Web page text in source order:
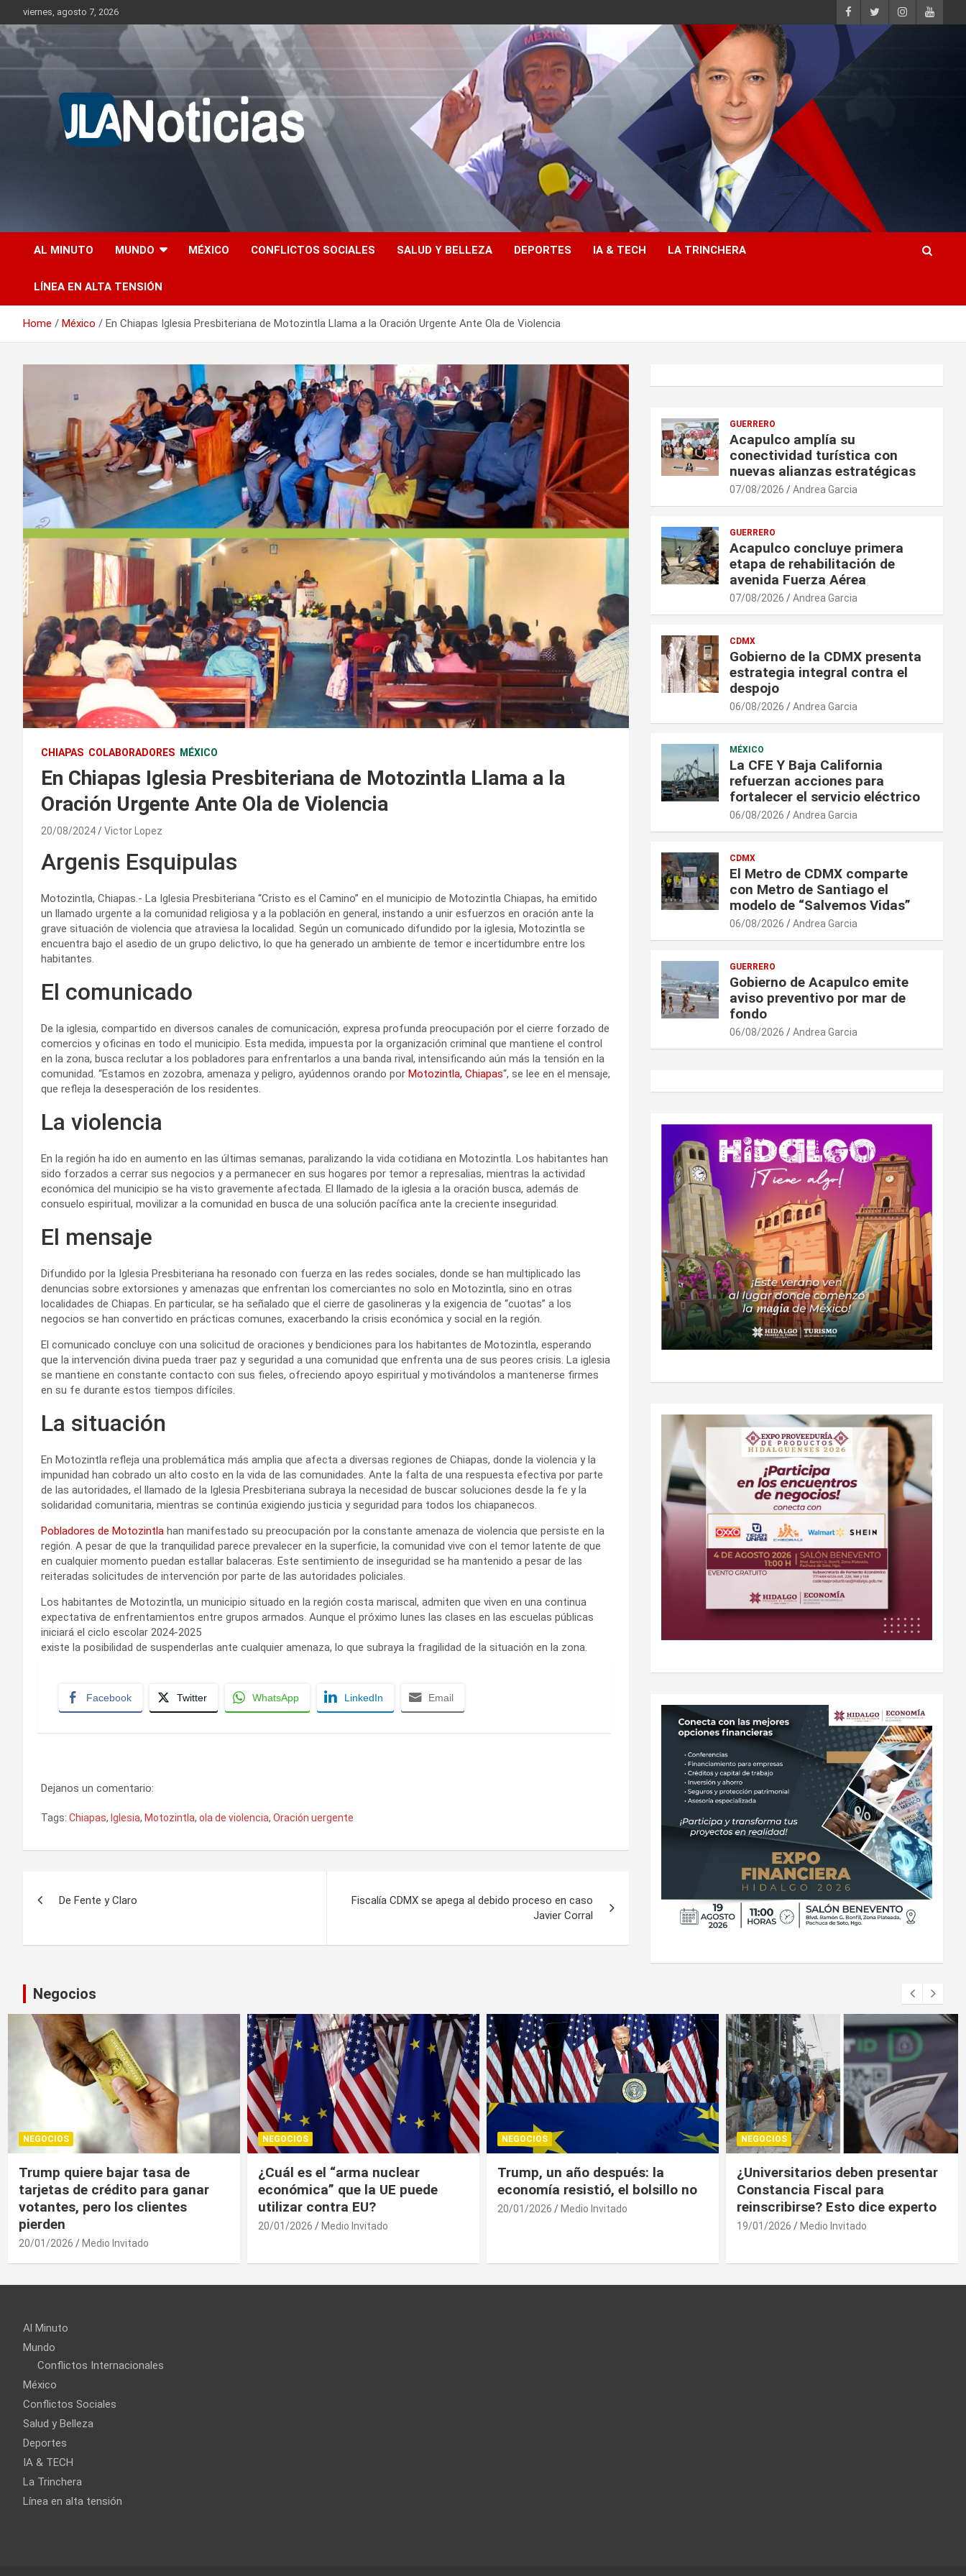
to
content
viernes, agosto 7, 2026
Jlanoticias
AL MINUTO MUNDO MÉXICO CONFLICTOS SOCIALES SALUD Y BELLEZA DEPORTES IA & TECH LA TRINCHERA
LÍNEA EN ALTA TENSIÓN
Home México En Chiapas Iglesia Presbiteriana de Motozintla Llama a la Oración Urgente Ante Ola de Violencia
CHIAPAS COLABORADORES MÉXICO
En Chiapas Iglesia Presbiteriana de Motozintla Llama a la
Oración Urgente Ante Ola de Violencia
20/08/2024 Victor Lopez
Argenis Esquipulas
Motozintla, Chiapas.- La Iglesia Presbiteriana “Cristo es el Camino” en el municipio de Motozintla Chiapas, ha emitido
un llamado urgente a la comunidad religiosa y a la población en general, instando a unir esfuerzos en oración ante la
grave situación de violencia que atraviesa la localidad. Según un comunicado difundido por la iglesia, Motozintla se
encuentra bajo el asedio de un grupo delictivo, lo que ha generado un ambiente de temor e incertidumbre entre los
habitantes.
El comunicado
De la iglesia, compartido en diversos canales de comunicación, expresa profunda preocupación por el cierre forzado de
comercios y oficinas en todo el municipio. Esta medida, impuesta por la organización criminal que mantiene el control
en la zona, busca reclutar a los pobladores para enfrentarlos a una banda rival, intensificando aún más la tensión en la
comunidad. “Estamos en zozobra, amenaza y peligro, ayúdennos orando por Motozintla, Chiapas“, se lee en el mensaje,
que refleja la desesperación de los residentes.
La violencia
En la región ha ido en aumento en las últimas semanas, paralizando la vida cotidiana en Motozintla. Los habitantes han
sido forzados a cerrar sus negocios y a permanecer en sus hogares por temor a represalias, mientras la actividad
económica del municipio se ha visto gravemente afectada. El llamado de la iglesia a la oración busca, además de
consuelo espiritual, movilizar a la comunidad en busca de una solución pacífica ante la creciente inseguridad.
El mensaje
Difundido por la Iglesia Presbiteriana ha resonado con fuerza en las redes sociales, donde se han multiplicado las
denuncias sobre extorsiones y amenazas que enfrentan los comerciantes no solo en Motozintla, sino en otras
localidades de Chiapas. En particular, se ha señalado que el cierre de gasolineras y la exigencia de “cuotas” a los
negocios se han convertido en prácticas comunes, exacerbando la crisis económica y social en la región.
El comunicado concluye con una solicitud de oraciones y bendiciones para los habitantes de Motozintla, esperando
que la intervención divina pueda traer paz y seguridad a una comunidad que enfrenta una de sus peores crisis. La iglesia
se mantiene en constante contacto con sus fieles, ofreciendo apoyo espiritual y motivándolos a mantenerse firmes
en su fe durante estos tiempos difíciles.
La situación
En Motozintla refleja una problemática más amplia que afecta a diversas regiones de Chiapas, donde la violencia y la
impunidad han cobrado un alto costo en la vida de las comunidades. Ante la falta de una respuesta efectiva por parte
de las autoridades, el llamado de la Iglesia Presbiteriana subraya la necesidad de buscar soluciones desde la fe y la
solidaridad comunitaria, mientras se continúa exigiendo justicia y seguridad para todos los chiapanecos.
Pobladores de Motozintla han manifestado su preocupación por la constante amenaza de violencia que persiste en la
región. A pesar de que la tranquilidad parece prevalecer en la superficie, la comunidad vive con el temor latente de que
en cualquier momento puedan estallar balaceras. Este sentimiento de inseguridad se ha mantenido a pesar de las
reiteradas solicitudes de intervención por parte de las autoridades policiales.
Los habitantes de Motozintla, un municipio situado en la región costa mariscal, admiten que viven en una continua
expectativa de enfrentamientos entre grupos armados. Aunque el próximo lunes las clases en las escuelas públicas
iniciará el ciclo escolar 2024-2025
existe la posibilidad de suspenderlas ante cualquier amenaza, lo que subraya la fragilidad de la situación en la zona.
Facebook Twitter WhatsApp LinkedIn Email
Dejanos un comentario:
Tags: Chiapas, Iglesia, Motozintla, ola de violencia, Oración uergente
entradas
De Fente y Claro
Fiscalía CDMX se apega al debido proceso en caso
Javier Corral
GUERRERO
Acapulco amplía su
conectividad turística con
nuevas alianzas estratégicas
07/08/2026 Andrea Garcia
GUERRERO
Acapulco concluye primera
etapa de rehabilitación de
avenida Fuerza Aérea
07/08/2026 Andrea Garcia
CDMX
Gobierno de la CDMX presenta
estrategia integral contra el
despojo
06/08/2026 Andrea Garcia
MÉXICO
La CFE Y Baja California
refuerzan acciones para
fortalecer el servicio eléctrico
06/08/2026 Andrea Garcia
CDMX
El Metro de CDMX comparte
con Metro de Santiago el
modelo de “Salvemos Vidas”
06/08/2026 Andrea Garcia
GUERRERO
Gobierno de Acapulco emite
aviso preventivo por mar de
fondo
06/08/2026 Andrea Garcia
Negocios
NEGOCIOS
¿Cuál es el “arma nuclear
económica” que la UE puede
utilizar contra EU?
20/01/2026
NEGOCIOS
Trump, un año después: la
economía resistió, el bolsillo no
20/01/2026 Medio Invitado
NEGOCIOS
¿Universitarios deben presentar
Constancia Fiscal para
reinscribirse? Esto dice experto
NEGOCIOS
Trump contiene el déficit
comercial de bienes, pero sin
descenso
19/01/2026 Medio Invitado
Al Minuto
Mundo
Conflictos Internacionales
México
Conflictos Sociales
Salud y Belleza
Deportes
IA & TECH
La Trinchera
Línea en alta tensión